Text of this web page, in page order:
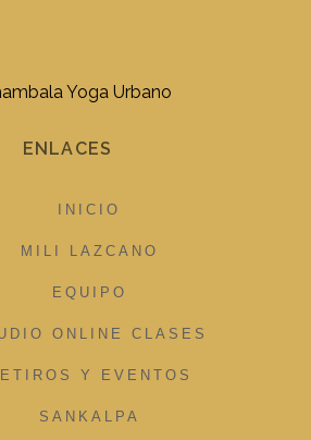
ENLACES
INICIO
MILI LAZCANO
EQUIPO
ONLINE CLASES
Y EVENTOS
SANKALPA